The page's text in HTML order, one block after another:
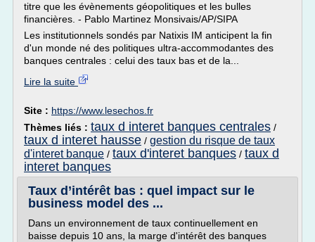
titre que les évènements géopolitiques et les bulles
financières. - Pablo Martinez Monsivais/AP/SIPA
Les institutionnels sondés par Natixis IM anticipent la fin
d'un monde né des politiques ultra-accommodantes des
banques centrales : celui des taux bas et de la...
Lire la suite
Site : https://www.lesechos.fr
Thèmes liés : taux d interet banques centrales /
taux d interet hausse / gestion du risque de taux
d'interet banque / taux d'interet banques / taux d
interet banques
Taux d’intérêt bas : quel impact sur le
business model des ...
Dans un environnement de taux continuellement en
baisse depuis 10 ans, la marge d'intérêt des banques